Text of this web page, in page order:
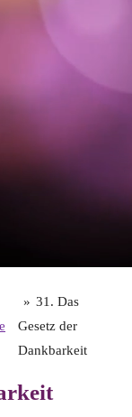
» 31. Das
Gesetz der
Dankbarkeit